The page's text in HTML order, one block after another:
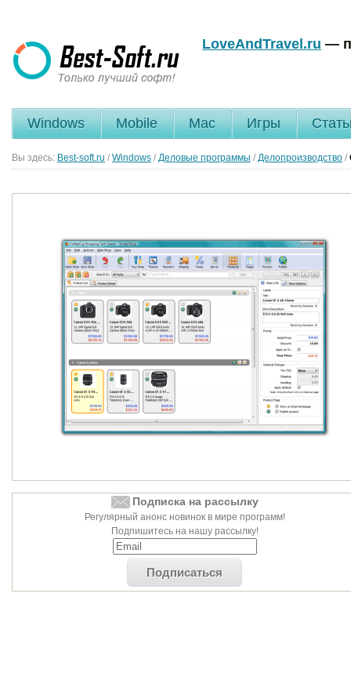
LoveAndTravel.ru —
Windows Mobile Mac Игры
Вы здесь: Best-soft.ru / Windows / Деловые программы / Делопроизводство /
Подписка на рассылку
Регулярный анонс новинок в мире программ!
Подпишитесь на нашу рассылку!
Подписаться